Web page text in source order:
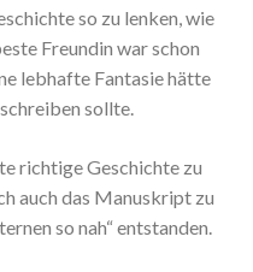
so zu lenken, wie
Freundin war schon
lebhafte Fantasie hätte
sollte.
richtige Geschichte zu
auch das Manuskript zu
so nah“ entstanden.